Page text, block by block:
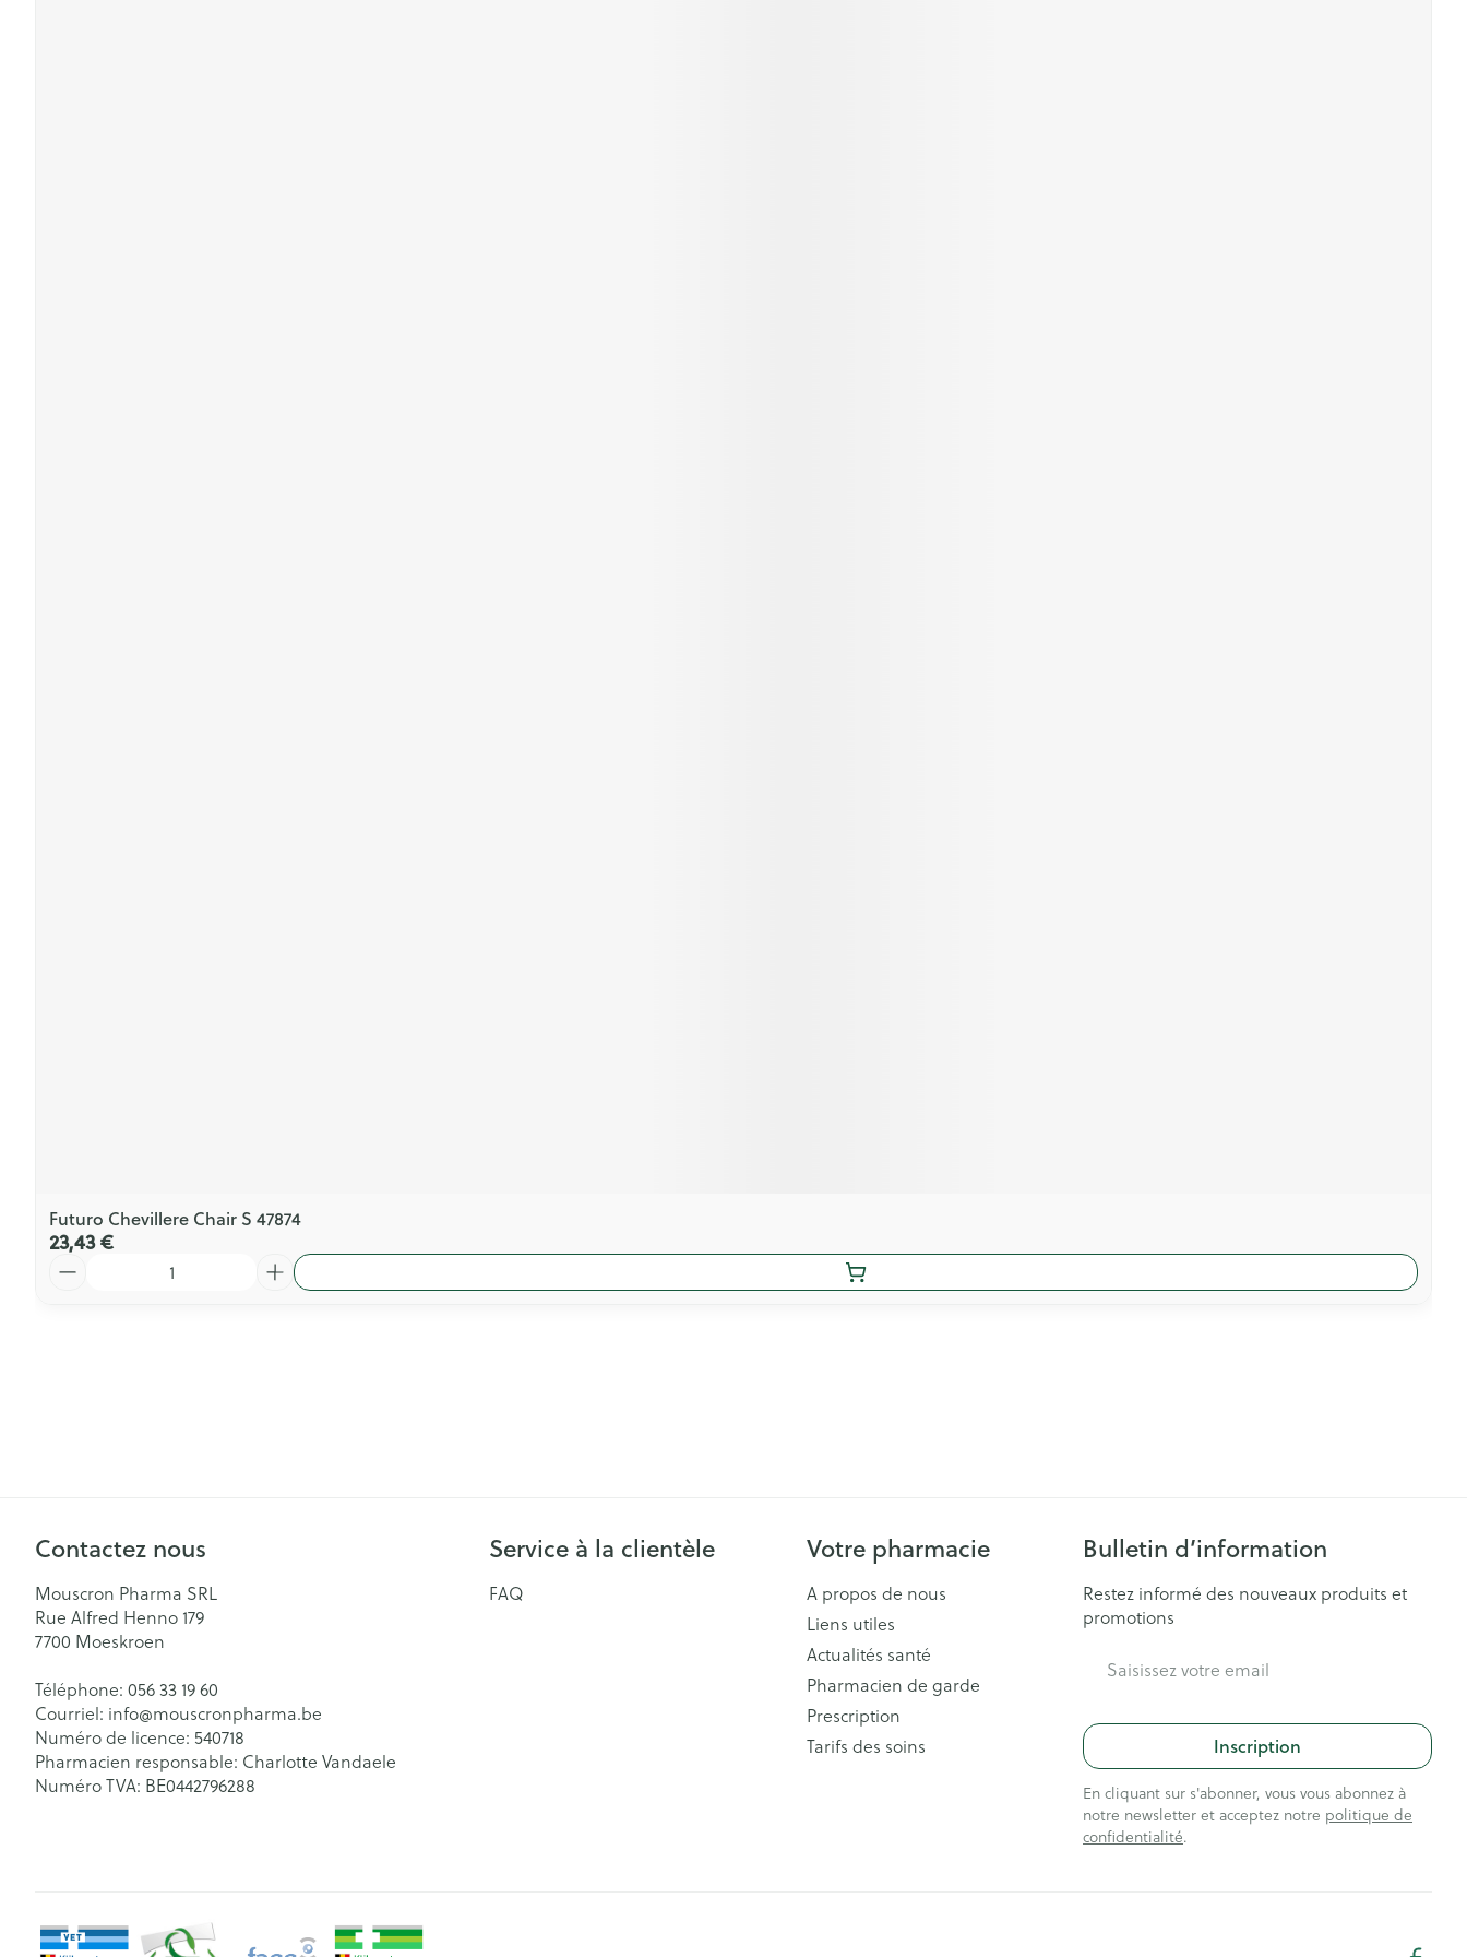
Futuro Chevillere Chair S 47874
23,43 €
Contactez nous
Mouscron Pharma SRL
Rue Alfred Henno 179
7700 Moeskroen
Téléphone: 056 33 19 60
Courriel: info@mouscronpharma.be
Numéro de licence: 540718
Pharmacien responsable: Charlotte Vandaele
Numéro TVA: BE0442796288
Service à la clientèle
FAQ
Votre pharmacie
A propos de nous
Liens utiles
Actualités santé
Pharmacien de garde
Prescription
Tarifs des soins
Bulletin d’information
Restez informé des nouveaux produits et
promotions
Inscription
En cliquant sur s'abonner, vous vous abonnez à
notre newsletter et acceptez notre politique de
confidentialité.